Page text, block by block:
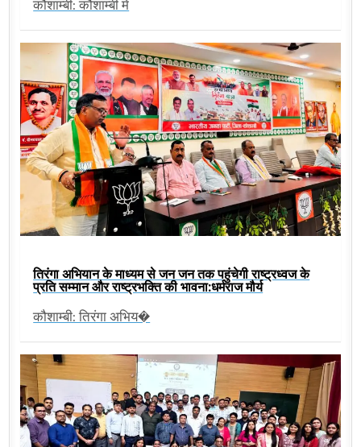
कौशाम्बी: कौशाम्बी में
तिरंगा अभियान के माध्यम से जन जन तक पहुंचेगी राष्ट्रध्वज के
प्रति सम्मान और राष्ट्रभक्ति की भावना:धर्मराज मौर्य
कौशाम्बी: तिरंगा अभिय�